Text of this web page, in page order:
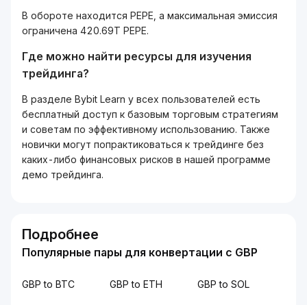
В обороте находится PEPE, а максимальная эмиссия
ограничена 420.69T PEPE.
Где можно найти ресурсы для изучения
трейдинга?
В разделе Bybit Learn у всех пользователей есть
бесплатный доступ к базовым торговым стратегиям
и советам по эффективному использованию. Также
новички могут попрактиковаться к трейдинге без
каких-либо финансовых рисков в нашей программе
демо трейдинга.
Подробнее
Популярные пары для конвертации с GBP
GBP to BTC GBP to ETH GBP to SOL